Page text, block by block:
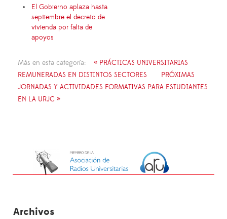
El Gobierno aplaza hasta
septiembre el decreto de
vivienda por falta de
apoyos
Más en esta categoría:
« PRÁCTICAS UNIVERSITARIAS
REMUNERADAS EN DISTINTOS SECTORES
PRÓXIMAS
JORNADAS Y ACTIVIDADES FORMATIVAS PARA ESTUDIANTES
EN LA URJC »
Archivos